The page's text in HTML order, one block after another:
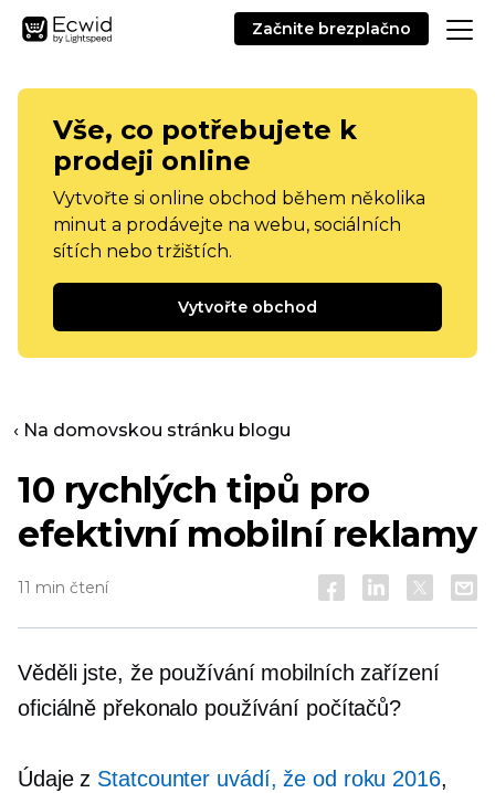
Začnite brezplačno
Vše, co potřebujete k
prodeji online
Vytvořte si online obchod během několika
minut a prodávejte na webu, sociálních
sítích nebo tržištích.
Vytvořte obchod
‹ Na domovskou stránku blogu
10 rychlých tipů pro
efektivní mobilní reklamy
11 min čtení
Věděli jste, že používání mobilních zařízení
oficiálně překonalo používání počítačů?
Údaje z Statcounter uvádí, že od roku 2016,